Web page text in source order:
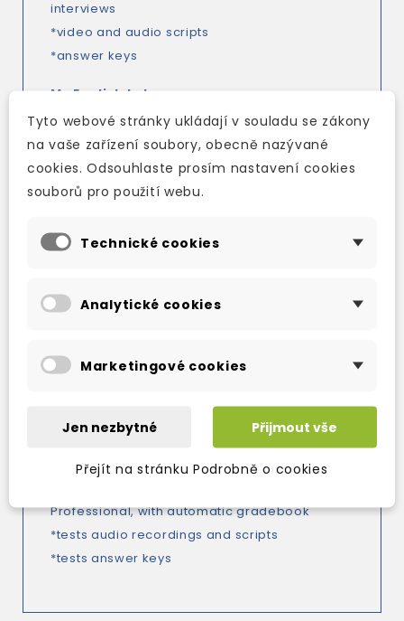
interviews
*video and audio scripts
*answer keys
My English Lab:
On the Pearson English Portal - access code in
the Teacher’s Book.
Includes:
*Interactive Workbook including learning
management system to assign homework and
*student digital resources
notes, reading bank, writing bank and
*unit tests (PDFs and Word), including exam
task types (BEC, BULATS, LCCI)
Professional, with automatic gradebook
*tests audio recordings and scripts
*tests answer keys
Tyto webové stránky ukládají v souladu se zákony
na vaše zařízení soubory, obecně nazývané
cookies. Odsouhlaste prosím nastavení cookies
souborů pro použití webu.
Technické cookies
Analytické cookies
Marketingové cookies
Jen nezbytné Přijmout vše
Přejít na stránku Podrobně o cookies